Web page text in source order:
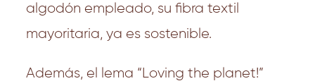
algodón empleado, su fibra textil
mayoritaria, ya es sostenible.
Además, el lema “Loving the planet!”